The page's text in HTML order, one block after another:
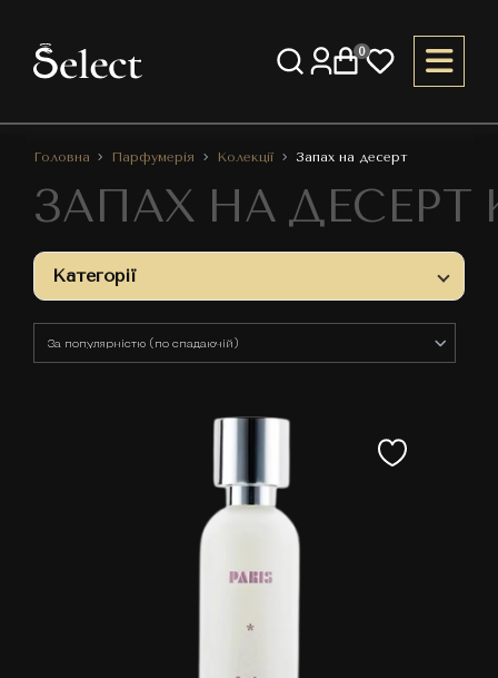
0
Головна Парфумерія Колекції Запах на десерт
ЗАПАХ НА
Категорії